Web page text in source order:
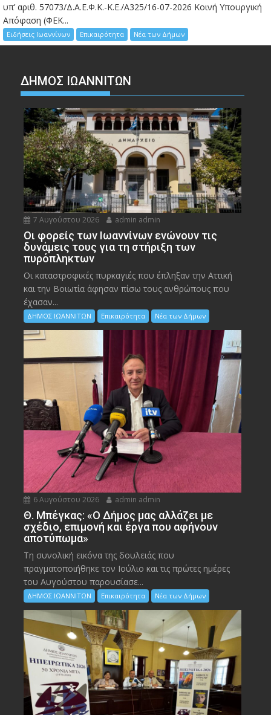
υπ’ αριθ. 57073/Δ.Α.Ε.Φ.Κ.-Κ.Ε./Α325/16-07-2026 Κοινή Υπουργική
Απόφαση (ΦΕΚ...
Ειδήσεις Ιωαννίνων Επικαιρότητα Νέα των Δήμων
ΔΗΜΟΣ ΙΩΑΝΝΙΤΩΝ
7 Αυγούστου 2026 admin admin
Οι φορείς των Ιωαννίνων ενώνουν τις
δυνάμεις τους για τη στήριξη των
πυρόπληκτων
Οι καταστροφικές πυρκαγιές που έπληξαν την Αττική
και την Bοιωτία άφησαν πίσω τους ανθρώπους που
έχασαν...
ΔΗΜΟΣ ΙΩΑΝΝΙΤΩΝ Επικαιρότητα Νέα των Δήμων
6 Αυγούστου 2026 admin admin
Θ. Μπέγκας: «Ο Δήμος μας αλλάζει με
σχέδιο, επιμονή και έργα που αφήνουν
αποτύπωμα»
Τη συνολική εικόνα της δουλειάς που
πραγματοποιήθηκε τον Ιούλιο και τις πρώτες ημέρες
του Αυγούστου παρουσίασε...
ΔΗΜΟΣ ΙΩΑΝΝΙΤΩΝ Επικαιρότητα Νέα των Δήμων